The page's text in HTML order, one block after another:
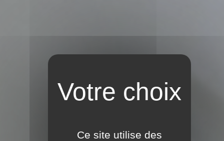
Ce site utilise des